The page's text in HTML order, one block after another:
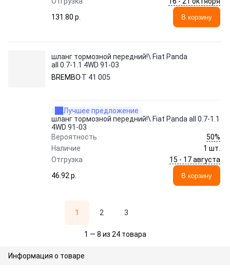
131.80 p.
В корзину
шланг тормозной передний!\ Fiat Panda
all 0.7-1.1 4WD 91-03
BREMBO T 41 005
Лучшее предложение
шланг тормозной передний!\ Fiat Panda all 0.7-1.1
4WD 91-03
Вероятность
50%
Наличие
1 шт.
Отгрузка
15 - 17 августа
46.92 p.
В корзину
1 2 3
1 — 8 из 24 товара
Информация о товаре